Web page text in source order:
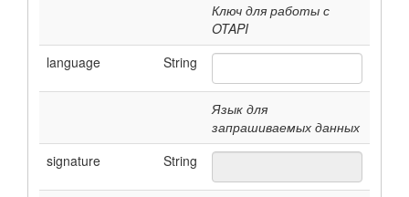
Ключ для работы с
OTAPI
language
String
Язык для
запрашиваемых данных
signature
String